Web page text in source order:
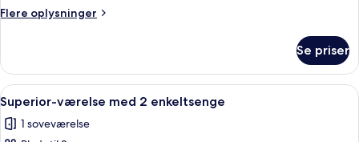
Flere oplysninger
Flere
dobbeltværelse
Se priser
Indlæs
alle
billeder
Et hotelværelse med to senge, et
4
Superior-værelse med 2 enkeltsenge
1 soveværelse